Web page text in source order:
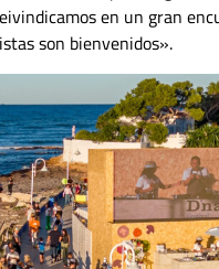
en un gran
son bienvenidos».